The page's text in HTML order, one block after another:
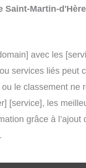
Saint-Martin-
avec les
services liés peut
ou le classement
[service], les
grâce à